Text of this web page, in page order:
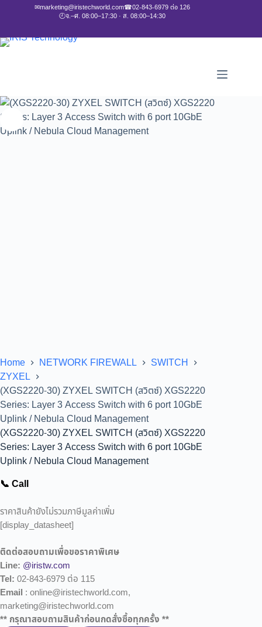
✉marketing@iristechworld.com☎02-843-6979 ต่อ 126
🕘จ.–ศ. 08:00–17:30 · ส. 08:00–14:30
Home NETWORK FIREWALL
SWITCH
ZYXEL
(XGS2220-30) ZYXEL SWITCH (สวิตซ์) XGS2220
Series: Layer 3 Access Switch with 6 port 10GbE
Uplink / Nebula Cloud Management
(XGS2220-30) ZYXEL SWITCH (สวิตซ์) XGS2220
Series: Layer 3 Access Switch with 6 port 10GbE
Uplink / Nebula Cloud Management
📞 Call
ราคาสินค้ายังไม่รวมภาษีมูลค่าเพิ่ม
[display_datasheet]
ติดต่อสอบถามเพื่อขอราคาพิเศษ
Line: @iristw.com
Tel: 02-843-6979 ต่อ 115
Email : online@iristechworld.com,
marketing@iristechworld.com
** กรุณาสอบถามสินค้าก่อนกดสั่งซื้อทุกครั้ง **